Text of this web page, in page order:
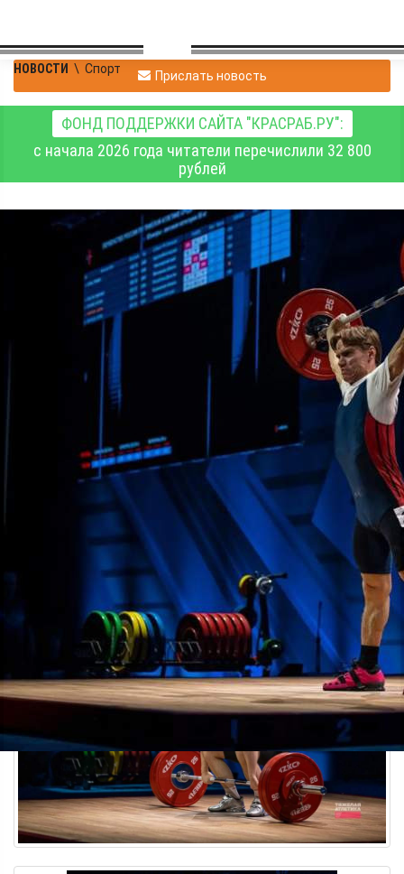
НОВОСТИ \ Спорт Прислать новость
ФОНД ПОДДЕРЖКИ САЙТА "КРАСРАБ.РУ":
с начала 2026 года читатели перечислили 32 800
рублей
У красноярских
тяжелоатлетов золото и
серебро первенства
России
04.06.2026 17:45409